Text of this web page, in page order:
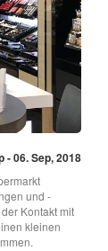
- 06. Sep, 2018
und -
Kontakt mit
kleinen